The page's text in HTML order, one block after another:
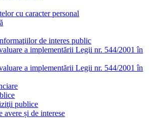
cu caracter personal
de interes public
a implementării Legii nr. 544/2001 în
a implementării Legii nr. 544/2001 în
publice
avere și de interese